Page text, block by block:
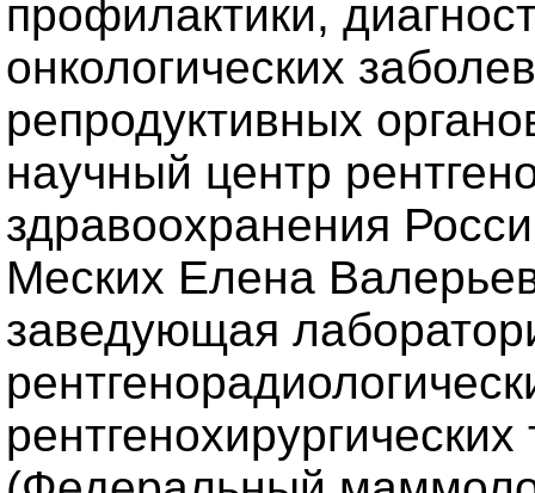
профилактики,
онкологических
репродуктивных
научный центр
здравоохранения
Меских Елена
заведующая